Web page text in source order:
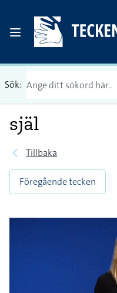
Sök:
själ
Tillbaka
Föregående tecken